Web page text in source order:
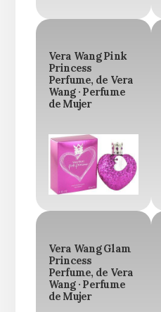
Vera Wang Pink
Princess
Perfume, de Vera
Wang · Perfume
de Mujer
Vera Wang Glam
Princess
Perfume, de Vera
Wang · Perfume
de Mujer